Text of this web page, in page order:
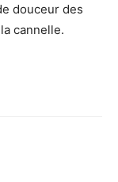
douceur des
cannelle.